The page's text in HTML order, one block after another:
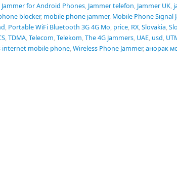
Jammer for Android Phones, Jammer telefon, Jammer UK,
blocker, mobile phone jammer, Mobile Phone Signal
, Portable WiFi Bluetooth 3G 4G Mo, price, RX,Slovakia,
,TDMA,Telecom,Telekom,The 4G Jammers, UAE, usd,
internet mobile phone,Wireless Phone Jammer,анорак